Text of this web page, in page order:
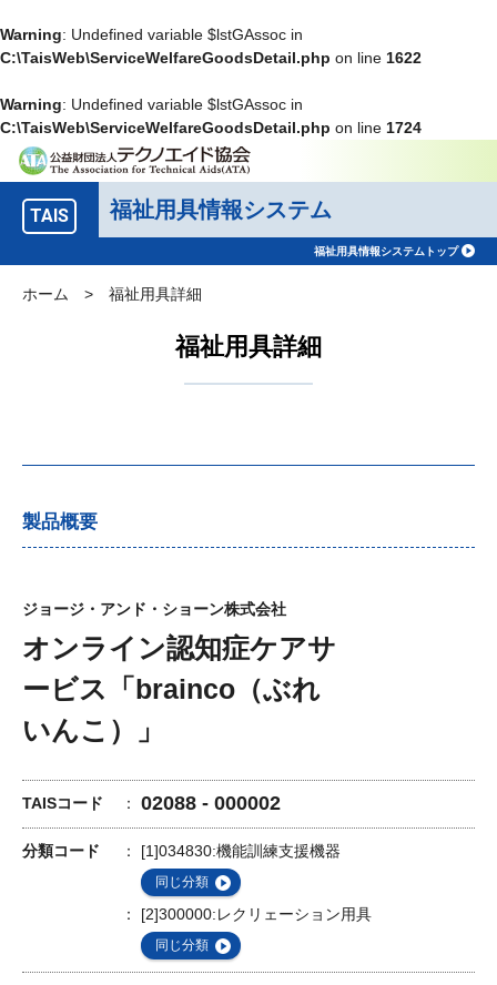
Warning: Undefined variable $lstGAssoc in
C:\TaisWeb\ServiceWelfareGoodsDetail.php on line 1622
Warning: Undefined variable $lstGAssoc in
C:\TaisWeb\ServiceWelfareGoodsDetail.php on line 1724
TAIS 福祉用具情報システム
福祉用具情報システムトップ
ホーム > 福祉用具詳細
福祉用具詳細
製品概要
ジョージ・アンド・ショーン株式会社
オンライン認知症ケアサ
ービス「brainco（ぶれ
いんこ）」
TAISコード 02088 - 000002
分類コード [1]034830:機能訓練支援機器
同じ分類
[2]300000:レクリェーション用具
同じ分類